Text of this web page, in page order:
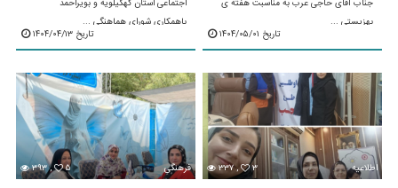
جناب آقای حاجی عرب به مناسبت هفته ی
بهزیستی ...
تاریخ ۱۴۰۴/۰۵/۰۱
اجتماعی استان کهگیلویه و بویراحمد
باهمکاری شورای هماهنگی ...
تاریخ ۱۴۰۴/۰۴/۱۳
۳۳۷ , ۳ اطلاعیه ۳۹۳ , ۵ فرهنگی